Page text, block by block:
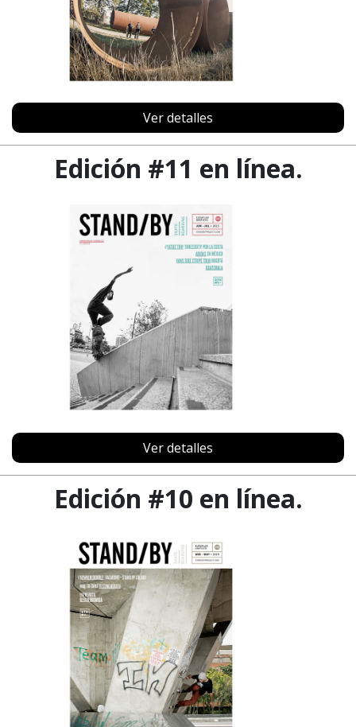
Ver detalles
Edición #11 en línea.
Ver detalles
Edición #10 en línea.